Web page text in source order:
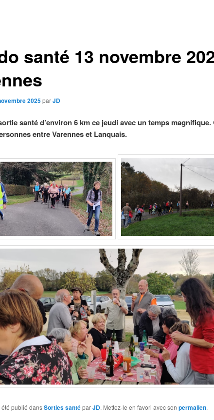
santé 13 novembre
2025parJD
santé d’environ 6 km ce jeudi avec un temps magnifique.
entre Varennes et Lanquais.
publié dansSorties santéparJD. Mettez-le en favori avec son permalien.